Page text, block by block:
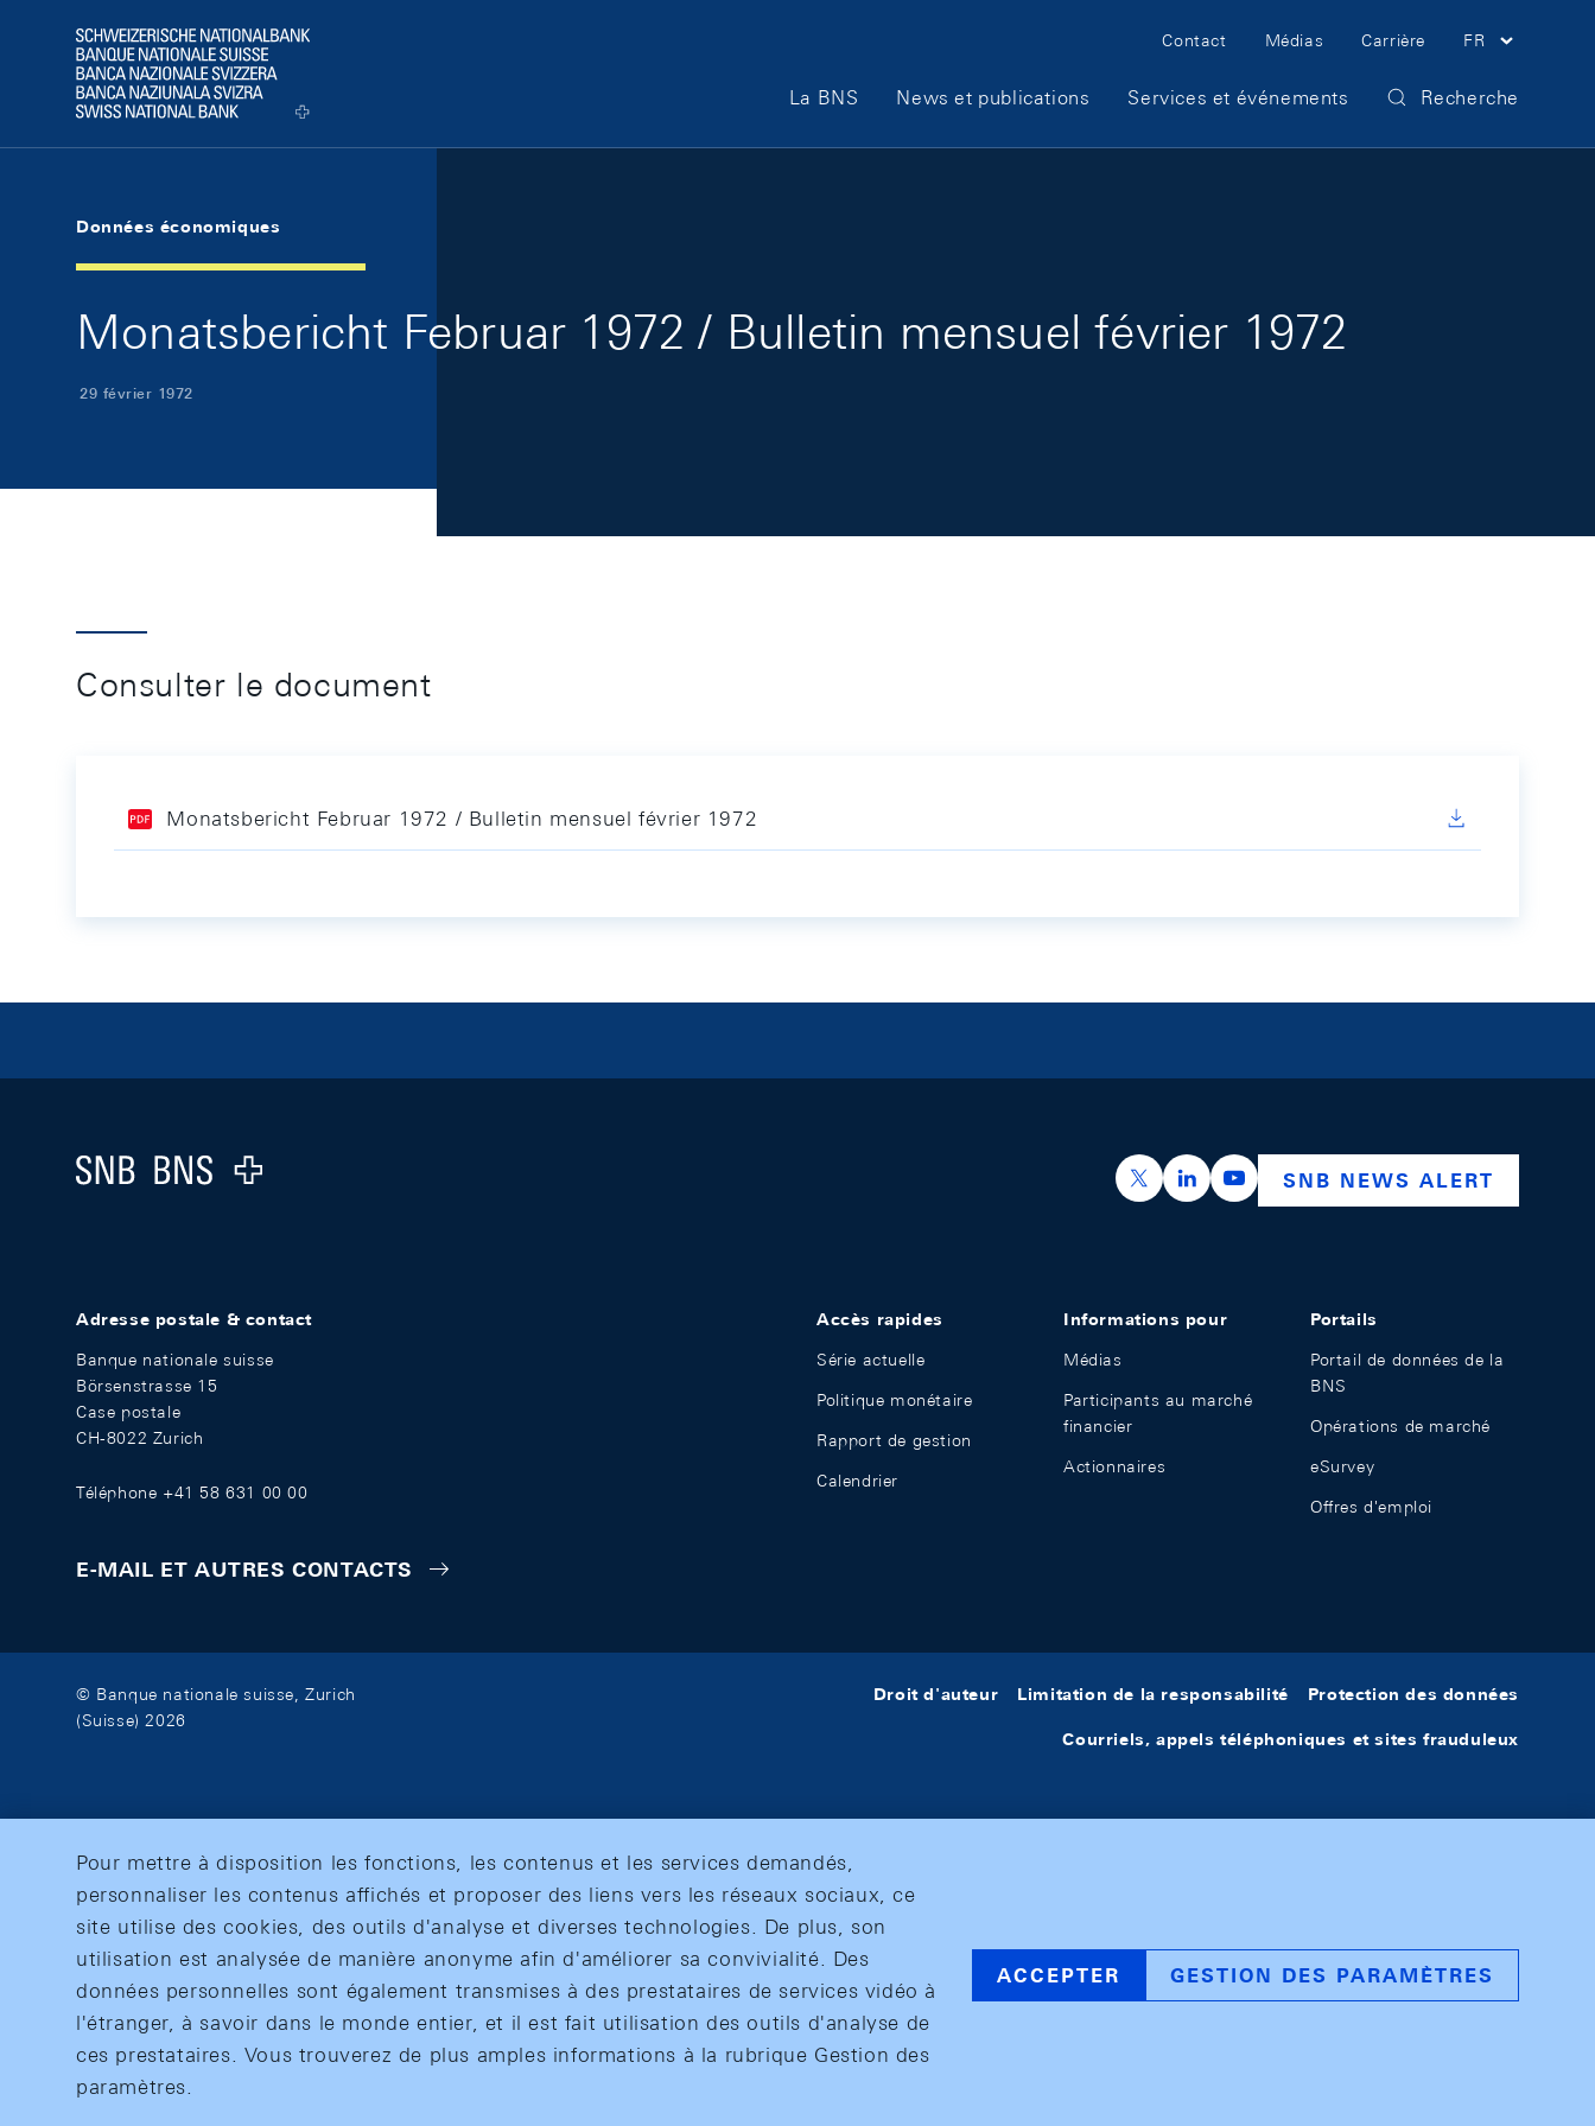
Logo
Meta Navigation
Contact Médias Carrière FR
Main Navigation
La BNS News et publications Services et événements Recherche
Données économiques
Monatsbericht Februar 1972 / Bulletin mensuel février 1972
29 février 1972
Consulter le document
Monatsbericht Februar 1972 / Bulletin mensuel février 1972
Logo
https://x.com/snb_bns
https://ch.linkedin.com/company/swiss-
https://www.youtube.com/
SNB NEWS ALERT
Adresse postale & contact
Banque nationale suisse
Börsenstrasse 15
Case postale
CH-8022 Zurich
Téléphone +41 58 631 00 00
E-MAIL ET AUTRES CONTACTS
Accès rapides
Série actuelle
Politique monétaire
Rapport de gestion
Calendrier
Informations pour
Médias
Participants au marché
financier
Actionnaires
Portails
Portail de données de la
BNS
Opérations de marché
eSurvey
Offres d'emploi
© Banque nationale suisse, Zurich
(Suisse) 2026
Droit d'auteur Limitation de la responsabilité Protection des données
Courriels, appels téléphoniques et sites frauduleux
Pour mettre à disposition les fonctions, les contenus et les services demandés,
personnaliser les contenus affichés et proposer des liens vers les réseaux sociaux, ce
site utilise des cookies, des outils d'analyse et diverses technologies. De plus, son
utilisation est analysée de manière anonyme afin d'améliorer sa convivialité. Des
données personnelles sont également transmises à des prestataires de services vidéo à
l'étranger, à savoir dans le monde entier, et il est fait utilisation des outils d'analyse de
ces prestataires. Vous trouverez de plus amples informations à la rubrique Gestion des
paramètres.
ACCEPTER GESTION DES PARAMÈTRES